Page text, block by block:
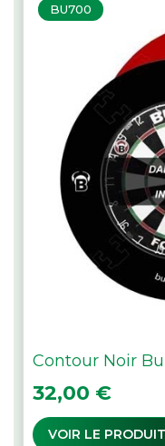
BU700
Contour Noir
Prix
32,00 €
VOIR LE PRODUIT